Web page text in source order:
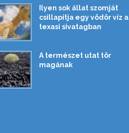
Ilyen sok állat szomját
csillapítja egy vödör víz a
texasi sivatagban
A természet utat tör
magának